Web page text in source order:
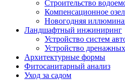
Строительство
Компенсационное
Новогодняя
Ландшафтный инжиниринг
Устройство систем
Устройство
Aрхитектурные формы
Фитосанитарный анализ
Уход за садом